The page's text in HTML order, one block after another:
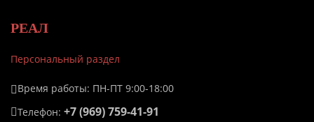
РЕАЛ
Персональный раздел
Время работы: ПН-ПТ 9:00-18:00
Телефон: +7 (969) 759-41-91